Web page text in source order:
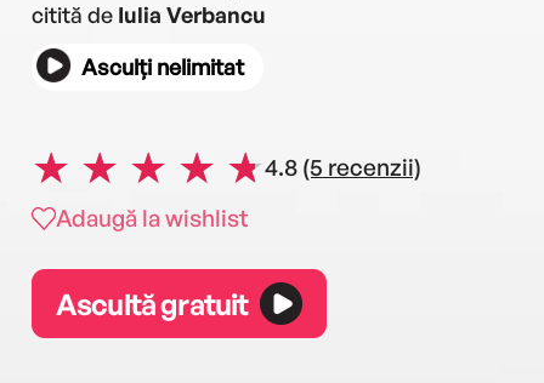
citită de Iulia Verbancu
Asculți nelimitat
4.8 (5 recenzii)
Adaugă la wishlist
Ascultă gratuit